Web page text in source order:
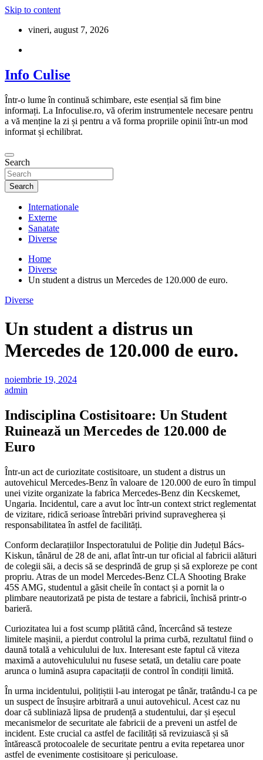
Skip to content
vineri, august 7, 2026
Info Culise
Într-o lume în continuă schimbare, este esențial să fim bine
informați. La Infoculise.ro, vă oferim instrumentele necesare pentru
a vă menține la zi și pentru a vă forma propriile opinii într-un mod
informat și echilibrat.
Search
Search
Internationale
Externe
Sanatate
Diverse
Home
Diverse
Un student a distrus un Mercedes de 120.000 de euro.
Diverse
Un student a distrus un
Mercedes de 120.000 de euro.
noiembrie 19, 2024
admin
Indisciplina Costisitoare: Un Student
Ruinează un Mercedes de 120.000 de
Euro
Într-un act de curiozitate costisitoare, un student a distrus un
autovehicul Mercedes-Benz în valoare de 120.000 de euro în timpul
unei vizite organizate la fabrica Mercedes-Benz din Kecskemet,
Ungaria. Incidentul, care a avut loc într-un context strict reglementat
de vizitare, ridică serioase întrebări privind supravegherea și
responsabilitatea în astfel de facilități.
Conform declarațiilor Inspectoratului de Poliție din Județul Bács-
Kiskun, tânărul de 28 de ani, aflat într-un tur oficial al fabricii alături
de colegii săi, a decis să se desprindă de grup și să exploreze pe cont
propriu. Atras de un model Mercedes-Benz CLA Shooting Brake
45S AMG, studentul a găsit cheile în contact și a pornit la o
plimbare neautorizată pe pista de testare a fabricii, închisă printr-o
barieră.
Curiozitatea lui a fost scump plătită când, încercând să testeze
limitele mașinii, a pierdut controlul la prima curbă, rezultatul fiind o
daună totală a vehiculului de lux. Interesant este faptul că viteza
maximă a autovehiculului nu fusese setată, un detaliu care poate
arunca o lumină asupra capacitații de control în condiții limită.
În urma incidentului, polițiștii l-au interogat pe tânăr, tratându-l ca pe
un suspect de însușire arbitrară a unui autovehicul. Acest caz nu
doar că subliniază lipsa de prudență a studentului, dar și eșecul
mecanismelor de securitate ale fabricii de a preveni un astfel de
incident. Este crucial ca astfel de facilități să revizuiască și să
întărească protocoalele de securitate pentru a evita repetarea unor
astfel de evenimente costisitoare și periculoase.